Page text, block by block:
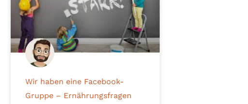
Wir haben eine Facebook-
Gruppe – Ernährungsfragen